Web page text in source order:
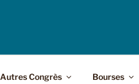
Autres Congrès Bourses